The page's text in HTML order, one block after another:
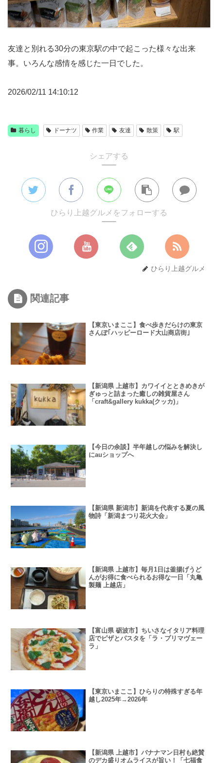
友達と別れる30分の東京駅の中で起こった様々な出来
事。いろんな感情を感じた一日でした。
2026/02/11 14:10:12
暮らし ドーナツ 作業 友達 散策 駅
シェアする
ひらり上越グルメをフォローする
ひらり上越グルメ
関連記事
【東京いまここ】食べ歩きだらけの東京
さんぽ｢ハッピーロード大山商店街｣
【新潟県 上越市】カワイイとときめきが
ぎゅっと詰まった癒しの雑貨屋さん
「craft&gallery kukka(クッカ)」
【今日の余談】半年越しの悩みを解決し
にauショップへ
【新潟県 新潟市】新潟を代表する夏の風
物詩「新潟まつり花火大会」
【新潟県 上越市】毎月1日は釜揚げうど
んがお得に食べられるお得な一日「丸亀
製麺 上越店」
【富山県 砺波市】ちいさなイタリア料理
店でピザとパスタを「ラ・プリマヴェー
ラ」
【東京いまここ】ひらりの特殊すぎる年
越し2025年→2026年
【新潟県 上越市】バナナマン日村も絶賛
のデカ盛りオムライスが旨い！「七福食